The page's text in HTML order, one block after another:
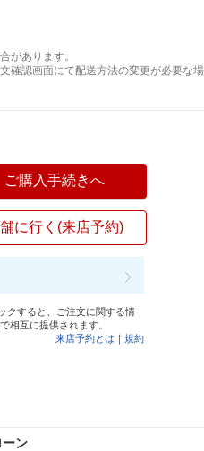
があります。
確認画面にて配送方法の変更が必要な場
ご購入手続きへ
に行く(来店予約)
クすると、ご注文に関する情
相互に提供されます。
来店予約とは ｜規約
ーン